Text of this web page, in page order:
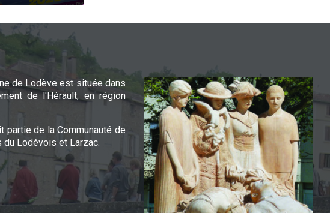
de Lodève est située dans
de l'Hérault, en région
partie de la Communauté de
du Lodévois et Larzac.